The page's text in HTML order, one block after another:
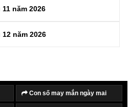
năm 2026
năm 2026
Con số may mắn ngày mai